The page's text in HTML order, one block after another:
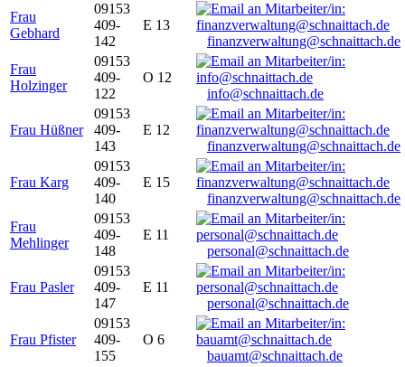
Frau
Gebhard
09153
409-
142
E 13
finanzverwaltung@schnaittach.de
Frau
Holzinger
09153
409-
122
O 12
info@schnaittach.de
Frau Hüßner
09153
409-
143
E 12
finanzverwaltung@schnaittach.de
Frau Karg
09153
409-
140
E 15
finanzverwaltung@schnaittach.de
Frau
Mehlinger
09153
409-
148
E 11
personal@schnaittach.de
Frau Pasler
09153
409-
147
E 11
personal@schnaittach.de
Frau Pfister
09153
409-
155
O 6
bauamt@schnaittach.de